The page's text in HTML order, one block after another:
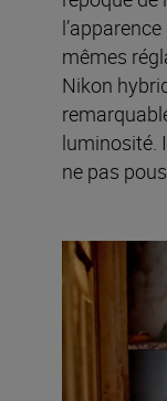
mêmes
Nikon
luminosité.
ne pas